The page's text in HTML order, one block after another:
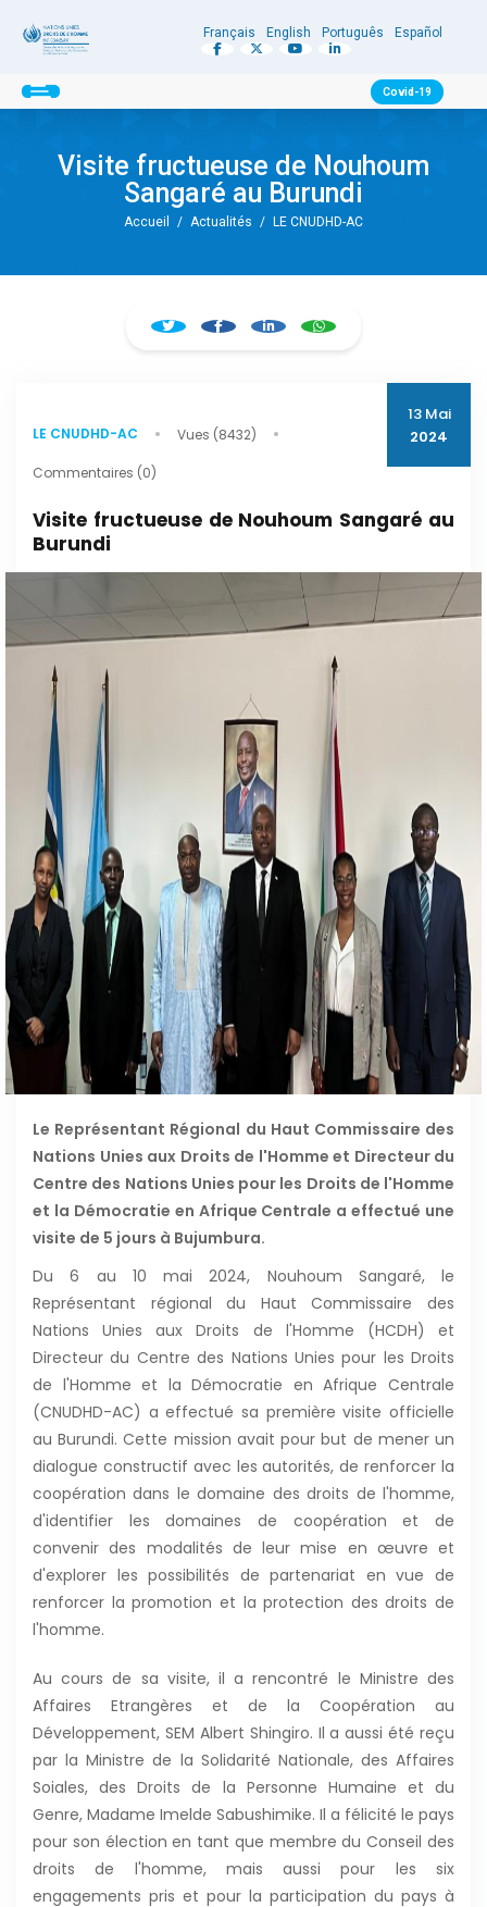
Français English Português Español
Covid-19
Visite fructueuse de Nouhoum
Sangaré au Burundi
Accueil / Actualités / LE CNUDHD-AC
LE CNUDHD-AC Vues (8432)
Commentaires (0)
13 Mai
2024
Visite fructueuse de Nouhoum Sangaré au
Burundi
Le Représentant Régional du Haut Commissaire des
Nations Unies aux Droits de l'Homme et Directeur du
Centre des Nations Unies pour les Droits de l'Homme
et la Démocratie en Afrique Centrale a effectué une
visite de 5 jours à Bujumbura.
Du 6 au 10 mai 2024, Nouhoum Sangaré, le
Représentant régional du Haut Commissaire des
Nations Unies aux Droits de l'Homme (HCDH) et
Directeur du Centre des Nations Unies pour les Droits
de l'Homme et la Démocratie en Afrique Centrale
(CNUDHD-AC) a effectué sa première visite officielle
au Burundi. Cette mission avait pour but de mener un
dialogue constructif avec les autorités, de renforcer la
coopération dans le domaine des droits de l'homme,
d'identifier les domaines de coopération et de
convenir des modalités de leur mise en œuvre et
d'explorer les possibilités de partenariat en vue de
renforcer la promotion et la protection des droits de
l'homme.
Au cours de sa visite, il a rencontré le Ministre des
Affaires Etrangères et de la Coopération au
Développement, SEM Albert Shingiro. Il a aussi été reçu
par la Ministre de la Solidarité Nationale, des Affaires
Soiales, des Droits de la Personne Humaine et du
Genre, Madame Imelde Sabushimike. Il a félicité le pays
pour son élection en tant que membre du Conseil des
droits de l'homme, mais aussi pour les six
engagements pris et pour la participation du pays à